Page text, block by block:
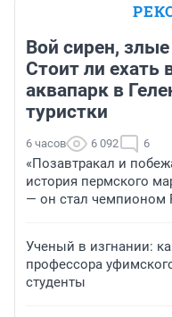
Вой сирен,
Стоит ли
аквапарк в
туристки
6 часов 6 092 6
«Позавтракал и
история пермского
— он стал чемпионом
Ученый в изгнании:
профессора
студенты